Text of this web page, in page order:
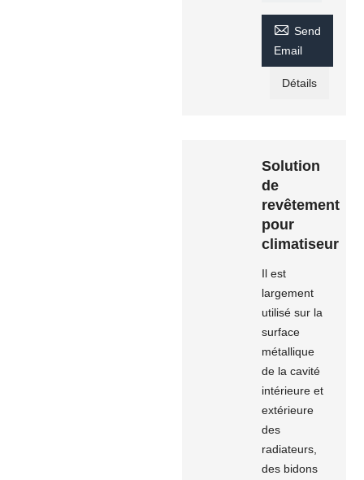
 Send
Email
Détails
Solution
de
revêtement
pour
climatiseur
Il est
largement
utilisé sur la
surface
métallique
de la cavité
intérieure et
extérieure
des
radiateurs,
des bidons